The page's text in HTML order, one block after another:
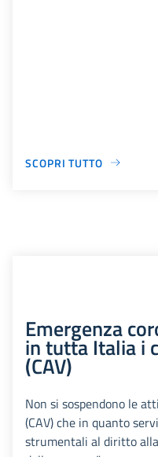
SCOPRI TUTTO
Emergenza
in tutta Italia i
(CAV)
Non si sospendono le
(CAV) che in quanto
strumentali al diritto